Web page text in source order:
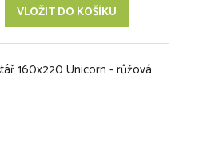
VLOŽIT DO KOŠÍKU